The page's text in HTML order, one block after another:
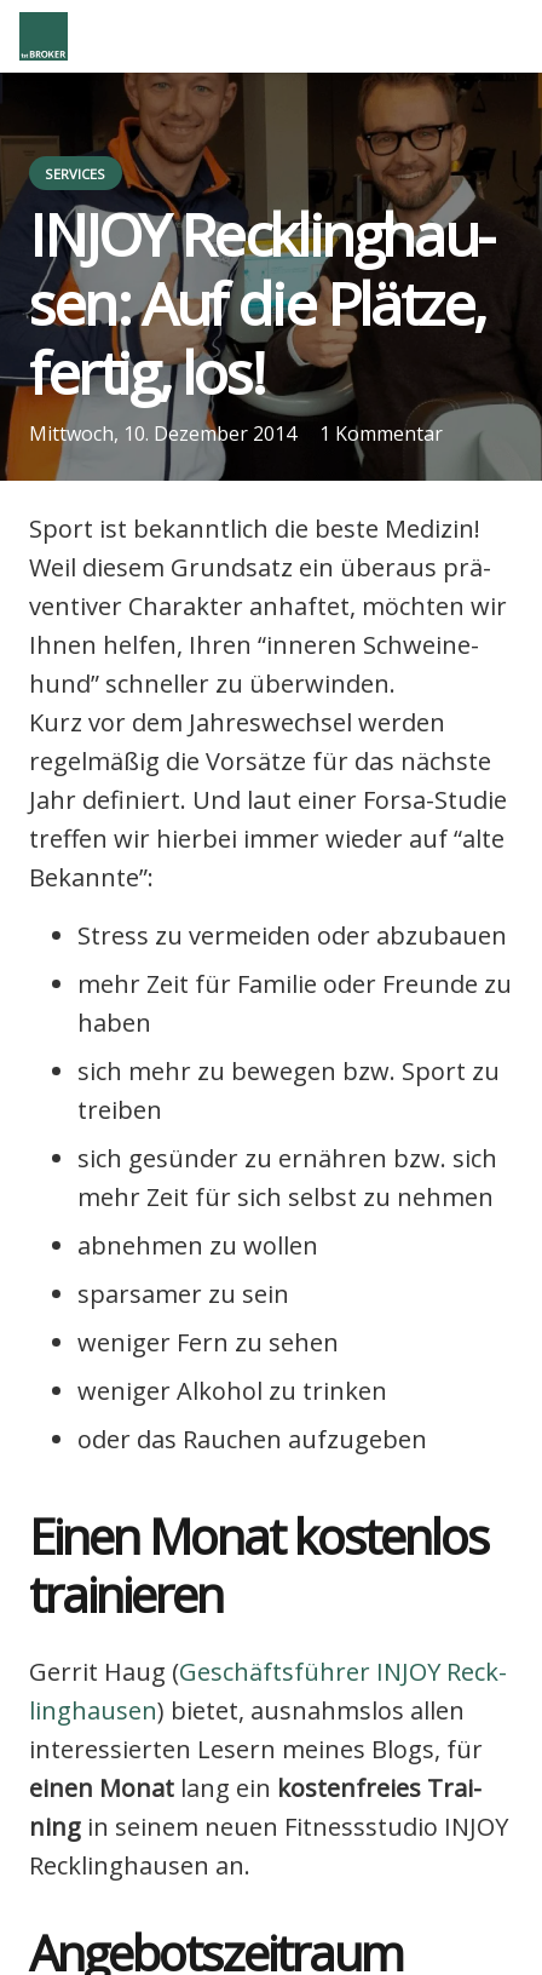
SERVICES
INJOY Reck­ling­hau­
sen: Auf die Plät­ze,
fer­tig, los!
Mittwoch, 10. Dezember 2014 1 Kommentar
Sport ist bekannt­lich die bes­te Medi­zin!
Weil die­sem Grund­satz ein über­aus prä­
ven­ti­ver Cha­rak­ter anhaf­tet, möch­ten wir
Ihnen hel­fen, Ihren “inne­ren Schwei­ne­
hund” schnel­ler zu über­win­den.
Kurz vor dem Jah­res­wech­sel wer­den
regel­mä­ßig die Vor­sät­ze für das nächs­te
Jahr defi­niert. Und laut einer For­sa-Stu­die
tref­fen wir hier­bei immer wie­der auf “alte
Bekann­te”:
Stress zu ver­mei­den oder abzu­bau­en
mehr Zeit für Fami­lie oder Freun­de zu
haben
sich mehr zu bewe­gen bzw. Sport zu
trei­ben
sich gesün­der zu ernäh­ren bzw. sich
mehr Zeit für sich selbst zu neh­men
abneh­men zu wol­len
spar­sa­mer zu sein
weni­ger Fern zu sehen
weni­ger Alko­hol zu trin­ken
oder das Rau­chen auf­zu­ge­ben
Einen Monat kos­ten­los
trai­nie­ren
Ger­rit Haug (Geschäfts­füh­rer INJOY Reck­
ling­hau­sen) bie­tet, aus­nahms­los allen
inter­es­sier­ten Lesern mei­nes Blogs, für
einen Monat lang ein kos­ten­frei­es Trai­
ning in sei­nem neu­en Fit­ness­stu­dio INJOY
Reck­ling­hau­sen an.
Ange­bots­zeit­raum